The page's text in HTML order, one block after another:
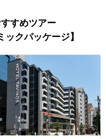
すめツアー
ックパッケージ】